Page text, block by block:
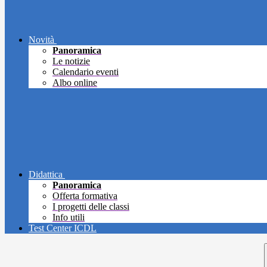
Novità
Panoramica
Le notizie
Calendario eventi
Albo online
Didattica
Panoramica
Offerta formativa
I progetti delle classi
Info utili
Test Center ICDL